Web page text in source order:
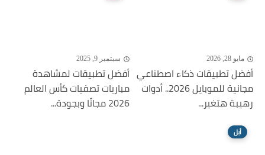
مايو 28, 2026
أفضل تطبيقات ذكاء اصطناعي
مجانية للموبايل 2026.. أدوات
رهيبة هتغير...
سبتمبر 9, 2025
أفضل تطبيقات لمشاهدة
مباريات تصفيات كأس العالم
2026 مجانًا وبجودة...
أبل